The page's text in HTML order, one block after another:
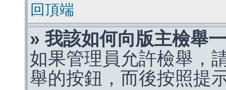
回頂端
» 我該如何向版主檢舉
如果管理員允許檢舉，
舉的按鈕，而後按照提